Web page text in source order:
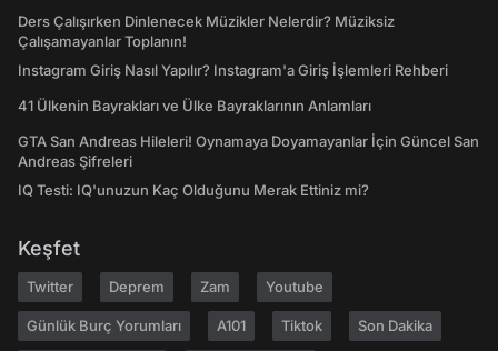
Ders Çalışırken Dinlenecek Müzikler Nelerdir? Müziksiz
Çalışamayanlar Toplanın!
Instagram Giriş Nasıl Yapılır? Instagram'a Giriş İşlemleri Rehberi
41 Ülkenin Bayrakları ve Ülke Bayraklarının Anlamları
GTA San Andreas Hileleri! Oynamaya Doyamayanlar İçin Güncel San
Andreas Şifreleri
IQ Testi: IQ'unuzun Kaç Olduğunu Merak Ettiniz mi?
Keşfet
Twitter Deprem Zam Youtube
Günlük Burç Yorumları A101 Tiktok Son Dakika